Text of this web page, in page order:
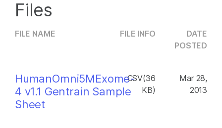
Files
FILE NAME FILE INFO
DATE
POSTED
HumanOmni5MExome-
4 v1.1 Gentrain Sample
Sheet
CSV(36
KB)
Mar 28,
2013